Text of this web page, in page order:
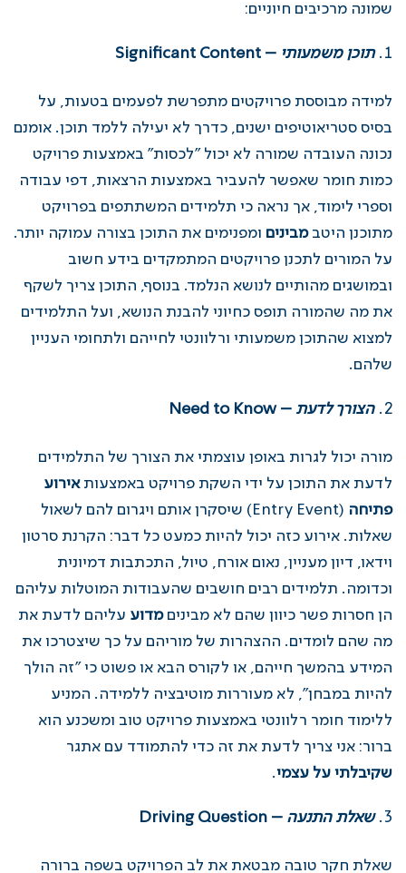
שמונה מרכיבים חיוניים:
תוכן משמעותי – Significant Content
למידה מבוססת פרויקטים מתפרשת לפעמים בטעות, על
בסיס סטריאוטיפים ישנים, כדרך לא יעילה ללמד תוכן. אומנם
נכונה העובדה שמורה לא יכול "לכסות" באמצעות פרויקט
כמות חומר שאפשר להעביר באמצעות הרצאות, דפי עבודה
וספרי לימוד, אך נראה כי תלמידים המשתתפים בפרויקט
מתוכנן היטבמבינים ומפנימים את התוכן בצורה עמוקה יותר.
על המורים לתכנן פרויקטים המתמקדים בידע חשוב
ובמושגים מהותיים לנושא הנלמד. בנוסף, התוכן צריך לשקף
את מה שהמורה תופס כחיוני להבנת הנושא, ועל התלמידים
למצוא שהתוכן משמעותי ורלוונטי לחייהם ולתחומי העניין
שלהם.
הצורך לדעת –
Need to Know
מורה יכול לגרות באופן עוצמתי את הצורך של התלמידים
לדעת את התוכן על ידי השקת פרויקט באמצעותאירוע
פתיחה
(Entry Event) שיסקרן אותם ויגרום להם לשאול
שאלות. אירוע כזה יכול להיות כמעט כל דבר: הקרנת סרטון
וידאו, דיון מעניין, נאום אורח, טיול, התכתבות דמיונית
וכדומה. תלמידים רבים חושבים שהעבודות המוטלות עליהם
הן חסרות פשר כיוון שהם לא מביניםמדוע עליהם לדעת את
מה שהם לומדים. ההצהרות של מוריהם על כך שיצטרכו את
המידע בהמשך חייהם, או לקורס הבא או פשוט כי "זה הולך
להיות במבחן", לא מעוררות מוטיבציה ללמידה. המניע
ללימוד חומר רלוונטי באמצעות פרויקט טוב ומשכנע הוא
ברור: אני צריך לדעת את זה כדי להתמודד עם אתגר
שקיבלתי על עצמי.
שאלת התנעה –
Driving Question
שאלת חקר טובה מבטאת את לב הפרויקט בשפה ברורה